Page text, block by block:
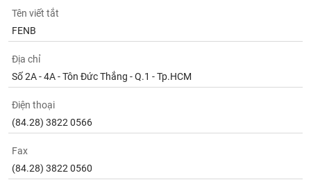
Tên viết tắt
FENB
Địa chỉ
Số 2A - 4A - Tôn Đức Thắng - Q.1 - Tp.HCM
Điện thoại
(84.28) 3822 0566
Fax
(84.28) 3822 0560
Tất cả
Lãnh
đạo
(-)
Tất cả Người nội bộ
Tin
tức
(-)